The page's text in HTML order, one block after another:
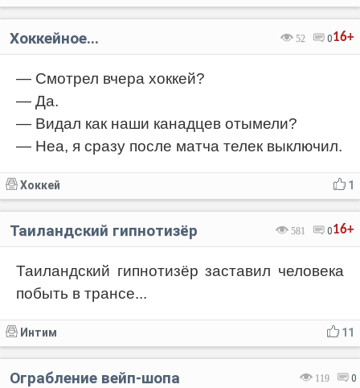
16+
52 0
Хоккейное...
— Смотрел вчера хоккей?
— Да.
— Видал как наши канадцев отымели?
— Неа, я сразу после матча телек выключил.
1
Хоккей
16+
581 0
Таиландский гипнотизёр
Таиландский гипнотизёр заставил человека
побыть в трансе...
11
Интим
119 0
Ограбление вейп-шопа